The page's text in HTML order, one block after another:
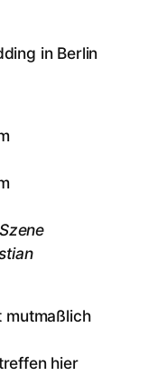
mutmaßlich
hier